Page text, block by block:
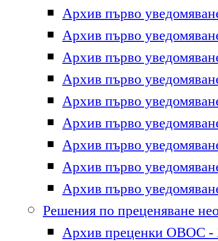
Архив първо
Архив първо
Архив първо
Архив първо
Архив първо
Архив първо
Архив първо
Архив първо
Архив първо
Решения по преценяване
Архив преценки ОВОС -